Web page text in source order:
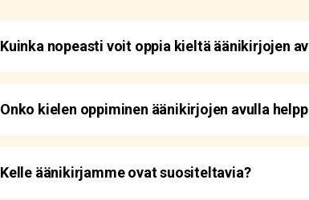
Kuinka nopeasti voit oppia kieltä äänikirjojen
Onko kielen oppiminen äänikirjojen avulla
Kelle äänikirjamme ovat suositeltavia?